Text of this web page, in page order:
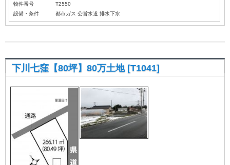
物件番号
T2550
設備・条件
都市ガス 公営水道 排水下水
下川七窪【80坪】80万土地 [T1041]